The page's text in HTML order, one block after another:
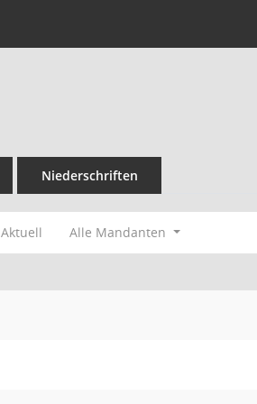
Niederschriften
Aktuell Alle Mandanten